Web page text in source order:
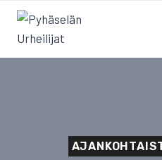
Siirry
sisältöön